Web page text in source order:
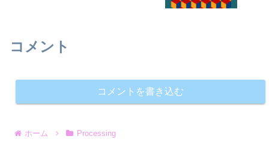
コメント
コメントを書き込む
ホーム Processing